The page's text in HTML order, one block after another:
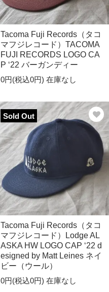
Tacoma Fuji Records（タコ
マフジレコード）TACOMA
FUJI RECORDS LOGO CA
P ‘22 バーガンディー
0円(税込0円) 在庫なし
Sold Out
Tacoma Fuji Records（タコ
マフジレコード）Lodge AL
ASKA HW LOGO CAP ‘22 d
esigned by Matt Leines ネイ
ビー（ウール）
0円(税込0円) 在庫なし